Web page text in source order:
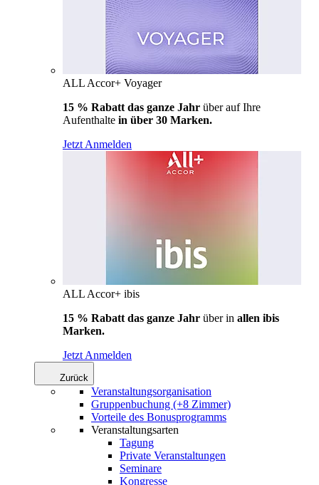
ALL Accor+ Voyager
15 % Rabatt das ganze Jahr über auf Ihre
Aufenthalte in über 30 Marken.
Jetzt Anmelden
ALL Accor+ ibis
15 % Rabatt das ganze Jahr über in allen ibis
Marken.
Jetzt Anmelden
Zurück
Veranstaltungsorganisation
Gruppenbuchung (+8 Zimmer)
Vorteile des Bonusprogramms
Veranstaltungsarten
Tagung
Private Veranstaltungen
Seminare
Kongresse